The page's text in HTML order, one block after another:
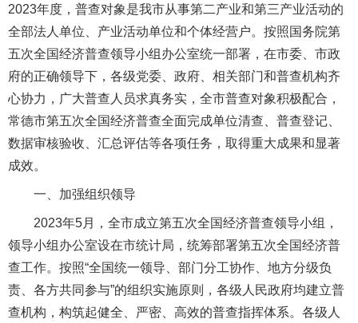
2023年度，普查对象是我市从事第二产业和第三产业活动的
全部法人单位、产业活动单位和个体经营户。按照国务院第
五次全国经济普查领导小组办公室统一部署，在市委、市政
府的正确领导下，各级党委、政府、相关部门和普查机构齐
心协力，广大普查人员求真务实，全市普查对象积极配合，
常德市第五次全国经济普查全面完成单位清查、普查登记、
数据审核验收、汇总评估等各项任务，取得重大成果和显著
成效。
一、加强组织领导
2023年5月，全市成立第五次全国经济普查领导小组，
领导小组办公室设在市统计局，统筹部署第五次全国经济普
查工作。按照“全国统一领导、部门分工协作、地方分级负
责、各方共同参与”的组织实施原则，各级人民政府均建立普
查机构，构筑起健全、严密、高效的普查指挥体系。各级人